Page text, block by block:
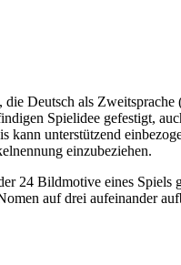
Deutsch als
Spielidee gefestigt,
unterstützend
einzubeziehen.
24 Bildmotive eines Spiels
auf drei aufeinander